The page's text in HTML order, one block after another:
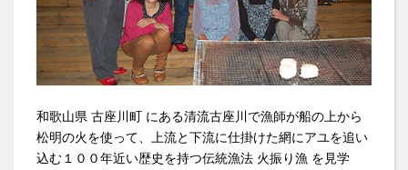
和歌山県 古座川町 にある清流古座川で漁師が船の上から
松明の火を使って、上流と下流に仕掛けた網にアユを追い
込む１００年近い歴史を持つ伝統漁法 火振り漁 を見学